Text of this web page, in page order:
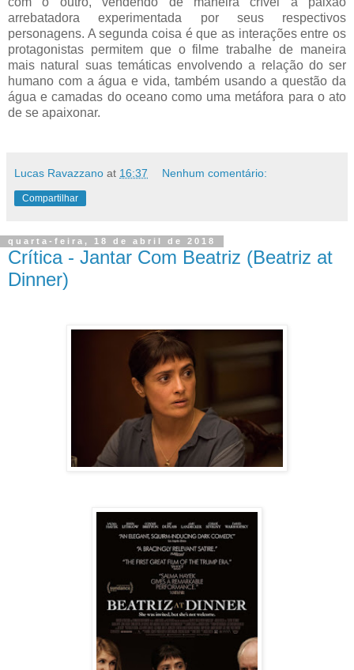
arrebatadora experimentada por seus respectivos
personagens. A segunda coisa é que as interações entre os
protagonistas permitem que o filme trabalhe de maneira
mais natural suas temáticas envolvendo a relação do ser
humano com a água e vida, também usando a questão da
água e camadas do oceano como uma metáfora para o ato
de se apaixonar.
Lucas Ravazzano at 16:37 Nenhum comentário:
Compartilhar
quarta-feira, 18 de abril de 2018
Crítica - Jantar Com Beatriz (Beatriz at
Dinner)